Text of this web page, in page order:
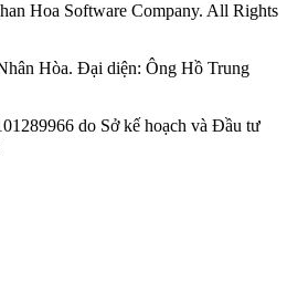
Hoa Software Company. All Rights
Hòa. Đại diện: Ông Hồ Trung
do Sở kế hoạch và Đầu tư